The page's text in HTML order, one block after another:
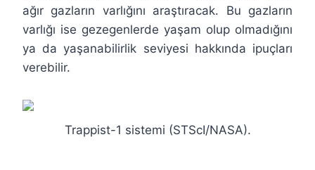
ağır gazların varlığını araştıracak. Bu gazların
varlığı ise gezegenlerde yaşam olup olmadığını
ya da yaşanabilirlik seviyesi hakkında ipuçları
verebilir.
Trappist-1 sistemi (STScI/NASA).